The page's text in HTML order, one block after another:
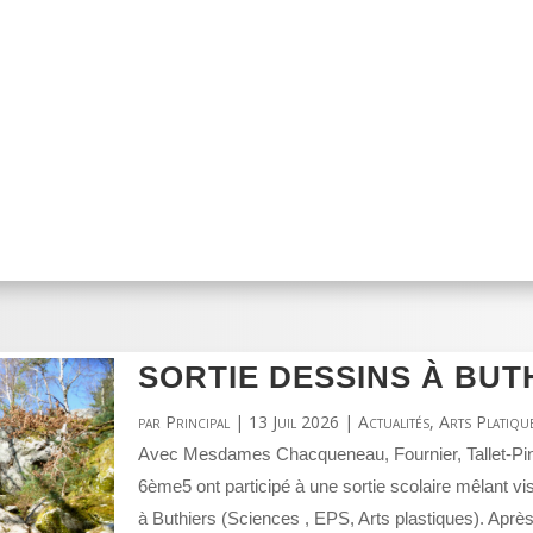
SORTIE DESSINS À
par Principal | 13 Juil 2026 |Actualités,Arts
Avec Mesdames Chacqueneau, Fournier, Tallet-
6ème5 ont participé à une sortie scolaire mêlant
à Buthiers (Sciences , EPS, Arts plastiques).